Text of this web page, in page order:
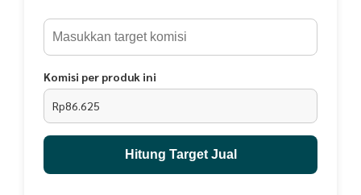
halus, tidak perlu terlalu keras. Karena bahan premium yang mudah
dibersihkan dan cepat kering.Kelambine#bagin #baginbykelambine
#specialedition #totebag #tophandlebag #womanbags #taswanita
#taswanitaestetik #travelbag
Komisi per produk ini
Rp86.625
Hitung Target Jual